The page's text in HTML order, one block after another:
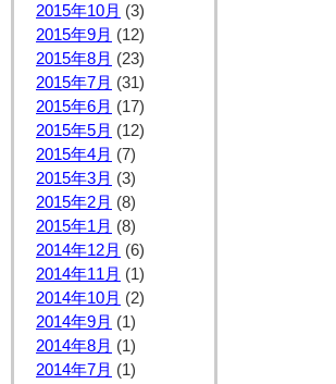
2015年10月 (3)
2015年9月 (12)
2015年8月 (23)
2015年7月 (31)
2015年6月 (17)
2015年5月 (12)
2015年4月 (7)
2015年3月 (3)
2015年2月 (8)
2015年1月 (8)
2014年12月 (6)
2014年11月 (1)
2014年10月 (2)
2014年9月 (1)
2014年8月 (1)
2014年7月 (1)